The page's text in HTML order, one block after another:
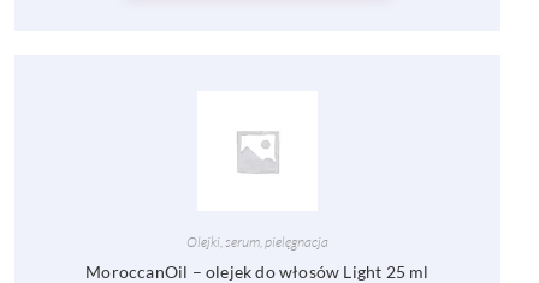
Olejki, serum, pielęgnacja
MoroccanOil – olejek do włosów Light 25 ml